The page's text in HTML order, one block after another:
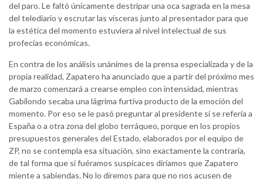
del paro. Le faltó únicamente destripar una oca sagrada en la mesa
del telediario y escrutar las vísceras junto al presentador para que
la estética del momento estuviera al nivel intelectual de sus
profecías económicas.
En contra de los análisis unánimes de la prensa especializada y de la
propia realidad, Zapatero ha anunciado que a partir del próximo mes
de marzo comenzará a crearse empleo con intensidad, mientras
Gabilondo secaba una lágrima furtiva producto de la emoción del
momento. Por eso se le pasó preguntar al presidente si se refería a
España o a otra zona del globo terráqueo, porque en los propios
presupuestos generales del Estado, elaborados por el equipo de
ZP, no se contempla esa situación, sino exactamente la contraria,
de tal forma que si fuéramos suspicaces diríamos que Zapatero
miente a sabiendas. No lo diremos para que no nos acusen de